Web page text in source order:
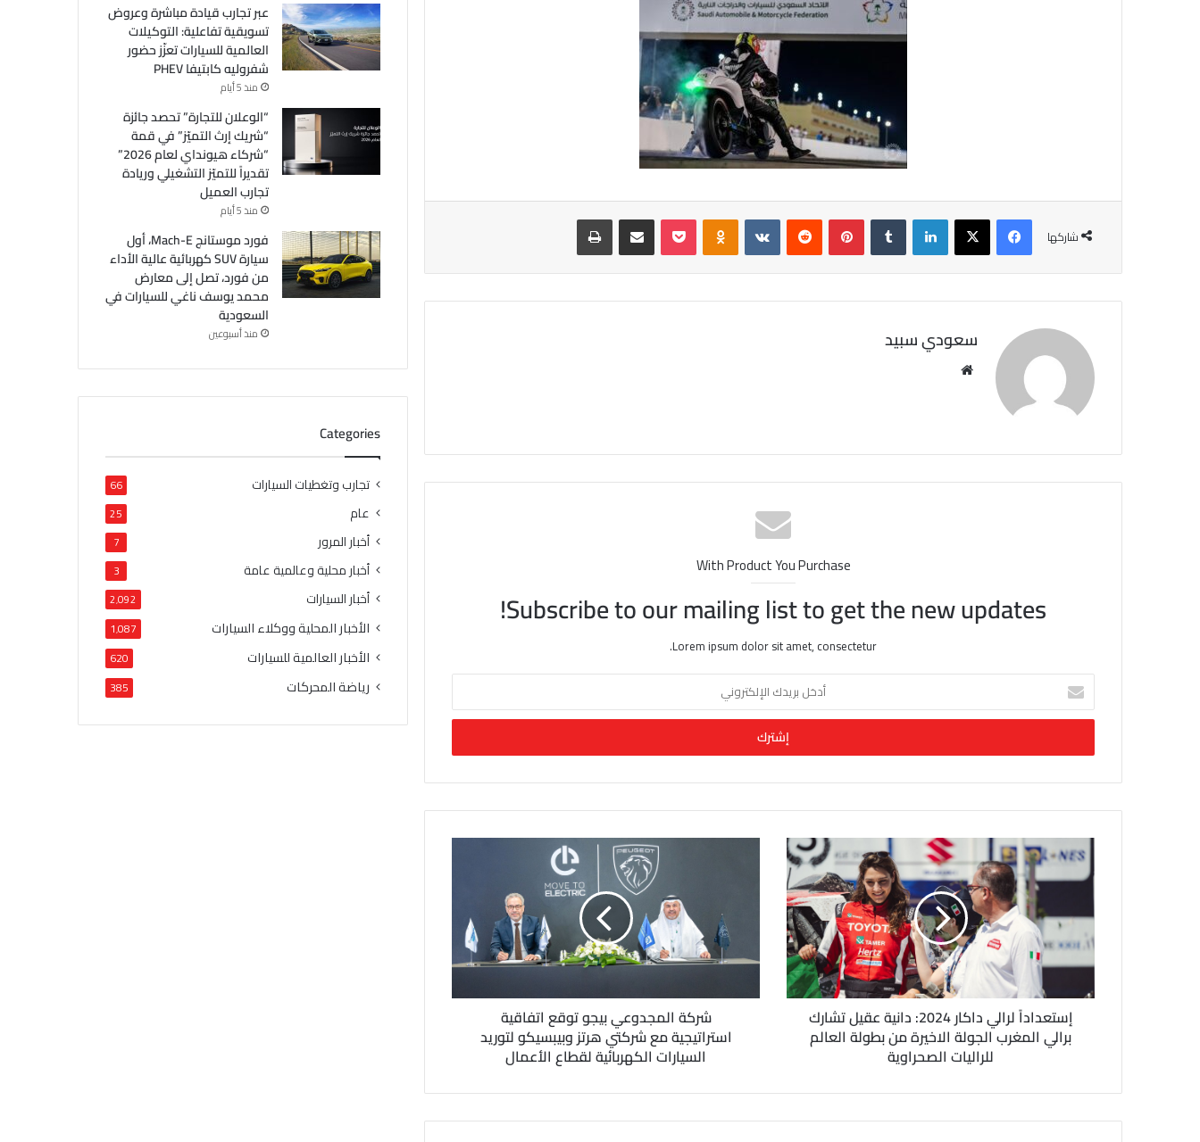
شاركها
فيسبوك لينكدإن بينتيريست بوكيت
سعودي سبيد
With Product You Purchase
Subscribe to our mailing list to get the new updates!
Lorem ipsum dolor sit amet, consectetur.
خ
ب
د
ك
ل
ل
ك
ت
ر
ن
إستعداداً لرالي داكار 2024: دانية عقيل تشارك
برالي المغرب الجولة الاخيرة من بطولة العالم
للراليات الصحراوية
شركة المجدوعي بيجو توقع اتفاقية
استراتيجية مع شركتي هرتز وبيبسيكو لتوريد
السيارات الكهربائية لقطاع الأعمال
عبر تجارب قيادة مباشرة وعروض
تسويقية تفاعلية: التوكيلات
العالمية للسيارات تعزّز حضور
شفروليه كابتيفا PHEV
منذ 5 أيام
“الوعلان للتجارة” تحصد جائزة
“شريك إرث التميّز” في قمة
“شركاء هيونداي لعام 2026”
تقديراً للتميّز التشغيلي وريادة
تجارب العميل
منذ 5 أيام
فورد موستانج Mach-E، أول
سيارة SUV كهربائية عالية الأداء
من فورد، تصل إلى معارض
محمد يوسف ناغي للسيارات في
السعودية
منذ أسبوعين
Categories
تجارب وتغطيات السيارات 66
عام 25
أخبار المرور 7
أخبار محلية وعالمية عامة 3
أخبار السيارات 2٬092
الأخبار المحلية ووكلاء السيارات 1٬087
الأخبار العالمية للسيارات 620
رياضة المحركات 385